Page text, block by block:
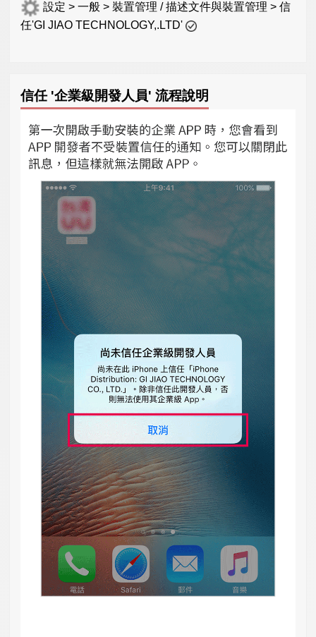
設定 > 一般 > 裝置管理 / 描述文件與裝置管理 > 信
任'GI JIAO TECHNOLOGY,.LTD'
信任 '企業級開發人員' 流程說明